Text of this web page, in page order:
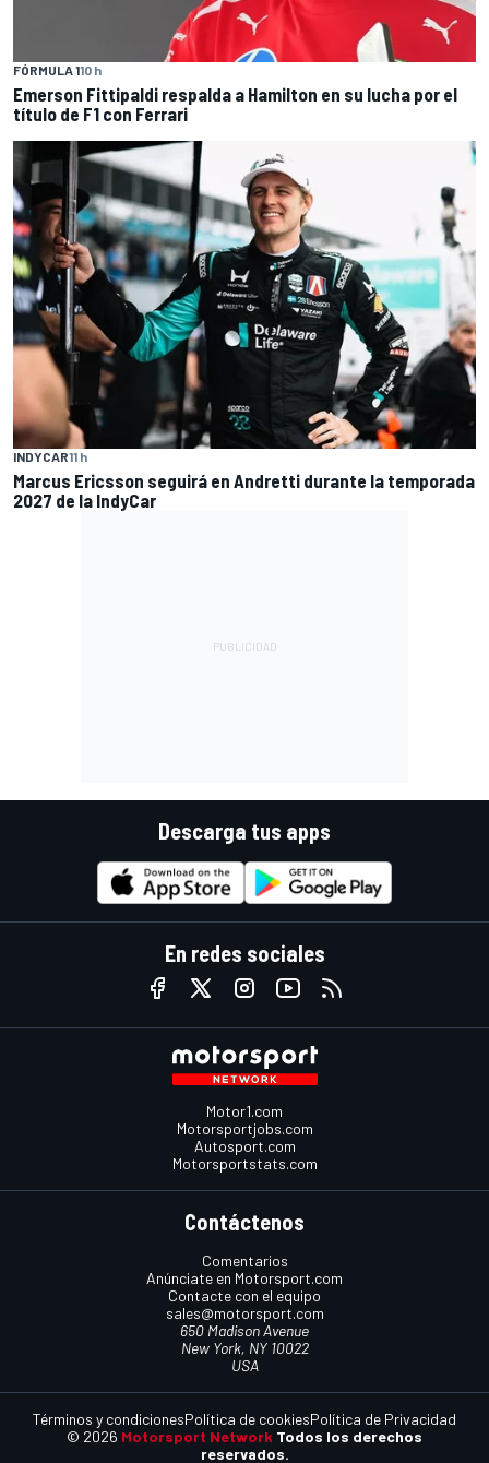
FÓRMULA 110 h
Emerson Fittipaldi respalda a Hamilton en su lucha por el
título de F1 con Ferrari
INDYCAR11 h
Marcus Ericsson seguirá en Andretti durante la temporada
2027 de la IndyCar
Descarga tus apps
En redes sociales
Motor1.com
Motorsportjobs.com
Autosport.com
Motorsportstats.com
Contáctenos
Comentarios
Anúnciate en Motorsport.com
Contacte con el equipo
sales@motorsport.com
650 Madison Avenue
New York, NY 10022
USA
© 2026 Motorsport Network Todos los derechos
reservados.
Términos y condicionesPolítica de cookiesPolítica de Privacidad